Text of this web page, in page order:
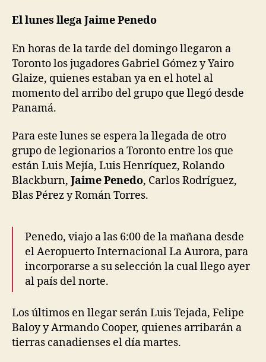
El lunes llega Jaime Penedo
En horas de la tarde del domingo llegaron a
Toronto los jugadores Gabriel Gómez y Yairo
Glaize, quienes estaban ya en el hotel al
momento del arribo del grupo que llegó desde
Panamá.
Para este lunes se espera la llegada de otro
grupo de legionarios a Toronto entre los que
están Luis Mejía, Luis Henríquez, Rolando
Blackburn, Jaime Penedo, Carlos Rodríguez,
Blas Pérez y Román Torres.
Penedo, viajo a las 6:00 de la mañana desde
el Aeropuerto Internacional La Aurora, para
incorporarse a su selección la cual llego ayer
al país del norte.
Los últimos en llegar serán Luis Tejada, Felipe
Baloy y Armando Cooper, quienes arribarán a
tierras canadienses el día martes.